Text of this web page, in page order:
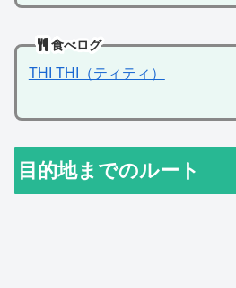
食べログ
THI THI（ティティ）
目的地までのルート